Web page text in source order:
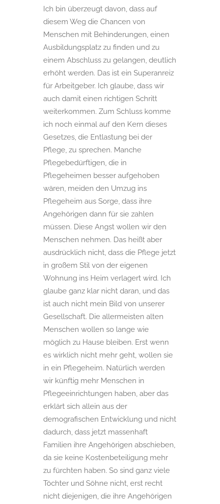
Ich bin überzeugt davon, dass auf
diesem Weg die Chancen von
Menschen mit Behinderungen, einen
Ausbildungsplatz zu finden und zu
einem Abschluss zu gelangen, deutlich
erhöht werden. Das ist ein Superanreiz
für Arbeitgeber. Ich glaube, dass wir
auch damit einen richtigen Schritt
weiterkommen. Zum Schluss komme
ich noch einmal auf den Kern dieses
Gesetzes, die Entlastung bei der
Pflege, zu sprechen. Manche
Pflegebedürftigen, die in
Pflegeheimen besser aufgehoben
wären, meiden den Umzug ins
Pflegeheim aus Sorge, dass ihre
Angehörigen dann für sie zahlen
müssen. Diese Angst wollen wir den
Menschen nehmen. Das heißt aber
ausdrücklich nicht, dass die Pflege jetzt
in großem Stil von der eigenen
Wohnung ins Heim verlagert wird. Ich
glaube ganz klar nicht daran, und das
ist auch nicht mein Bild von unserer
Gesellschaft. Die allermeisten alten
Menschen wollen so lange wie
möglich zu Hause bleiben. Erst wenn
es wirklich nicht mehr geht, wollen sie
in ein Pflegeheim. Natürlich werden
wir künftig mehr Menschen in
Pflegeeinrichtungen haben, aber das
erklärt sich allein aus der
demografischen Entwicklung und nicht
dadurch, dass jetzt massenhaft
Familien ihre Angehörigen abschieben,
da sie keine Kostenbeteiligung mehr
zu fürchten haben. So sind ganz viele
Töchter und Söhne nicht, erst recht
nicht diejenigen, die ihre Angehörigen